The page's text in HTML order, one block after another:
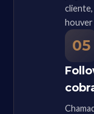
05